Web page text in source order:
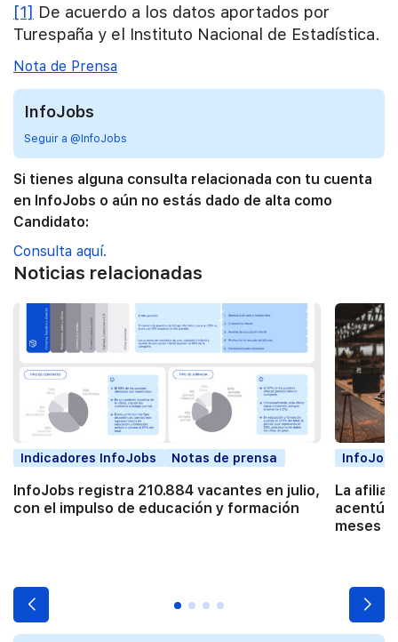
[1] De acuerdo a los datos aportados por
Turespaña y el Instituto Nacional de Estadística.
Nota de Prensa
InfoJobs
Seguir a @InfoJobs
Si tienes alguna consulta relacionada con tu cuenta
en InfoJobs o aún no estás dado de alta como
Candidato:
Consulta aquí.
Noticias relacionadas
Indicadores InfoJobs Notas de prensa
InfoJobs registra 210.884 vacantes en julio,
con el impulso de educación y formación
La
acentúa
meses